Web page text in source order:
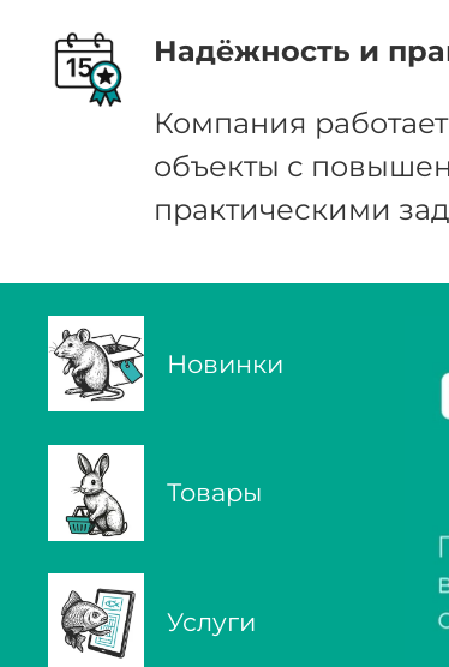
Надёжность и
Компания
объекты с
практическими
Новинки
Товары
Услуги